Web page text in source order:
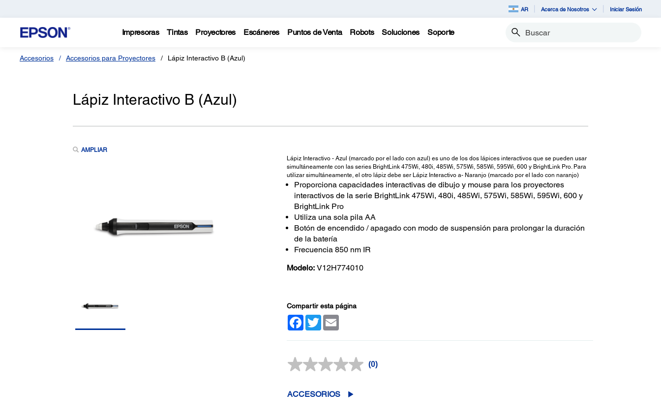
AR Acerca de Nosotros Iniciar Sesión
Impresoras Tintas Proyectores Escáneres Puntos de Venta Robots Soluciones Soporte Buscar
Accesorios Accesorios para Proyectores Lápiz Interactivo B (Azul)
Lápiz Interactivo B (Azul)
AMPLIAR
Lápiz Interactivo - Azul (marcado por el lado con azul) es uno de los dos lápices interactivos que se pueden usar
simultáneamente con las series BrightLink 475Wi, 480i, 485Wi, 575Wi, 585Wi, 595Wi, 600 y BrightLink Pro. Para
utilizar simultáneamente, el otro lápiz debe ser Lápiz Interactivo a- Naranjo (marcado por el lado con naranjo)
Proporciona capacidades interactivas de dibujo y mouse para los proyectores
interactivos de la serie BrightLink 475Wi, 480i, 485Wi, 575Wi, 585Wi, 595Wi, 600 y
BrightLink Pro
Utiliza una sola pila AA
Botón de encendido / apagado con modo de suspensión para prolongar la duración
de la batería
Frecuencia 850 nm IR
Modelo: V12H774010
Compartir esta página
Facebook
TwitterEmail
Sin
(0)
ACCESORIOS